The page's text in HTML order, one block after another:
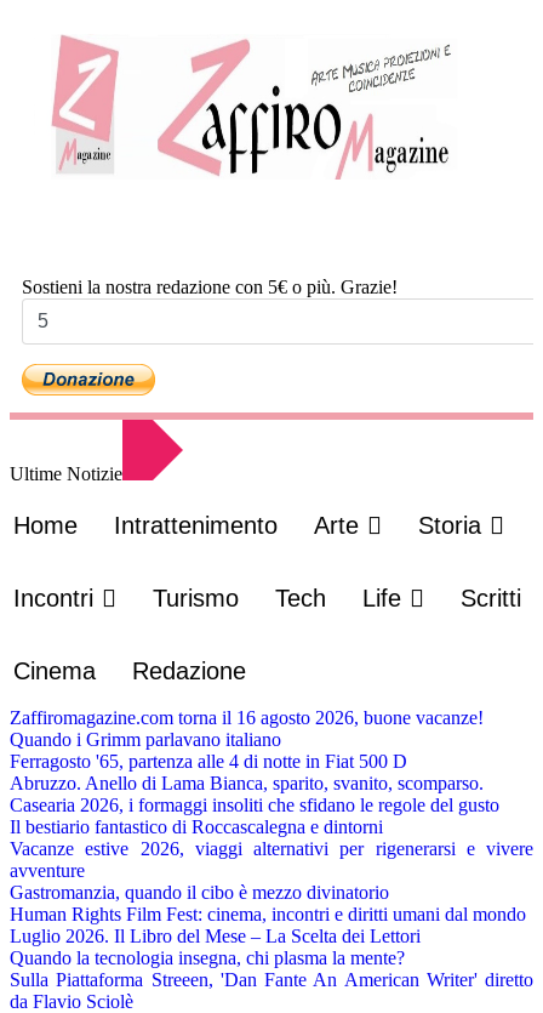
Sostieni la nostra redazione con 5€ o più. Grazie!
Home Intrattenimento Arte Storia
Incontri Turismo Tech Life Scritti
Cinema Redazione
Ultime Notizie
Zaffiromagazine.com torna il 16 agosto 2026, buone vacanze!
Quando i Grimm parlavano italiano
Ferragosto '65, partenza alle 4 di notte in Fiat 500 D
Abruzzo. Anello di Lama Bianca, sparito, svanito, scomparso.
Casearia 2026, i formaggi insoliti che sfidano le regole del gusto
Il bestiario fantastico di Roccascalegna e dintorni
Vacanze estive 2026, viaggi alternativi per rigenerarsi e vivere
avventure
Gastromanzia, quando il cibo è mezzo divinatorio
Human Rights Film Fest: cinema, incontri e diritti umani dal mondo
Luglio 2026. Il Libro del Mese – La Scelta dei Lettori
Quando la tecnologia insegna, chi plasma la mente?
Sulla Piattaforma Streeen, 'Dan Fante An American Writer' diretto
da Flavio Sciolè